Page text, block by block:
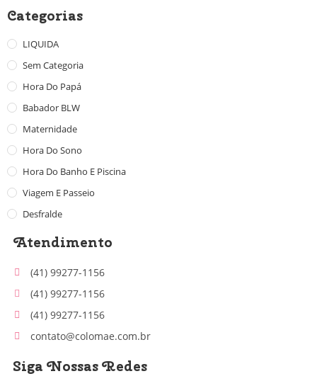
Categorias
LIQUIDA
Sem Categoria
Hora Do Papá
Babador BLW
Maternidade
Hora Do Sono
Hora Do Banho E Piscina
Viagem E Passeio
Desfralde
Atendimento
(41) 99277-1156
(41) 99277-1156
(41) 99277-1156
contato@colomae.com.br
Siga Nossas Redes